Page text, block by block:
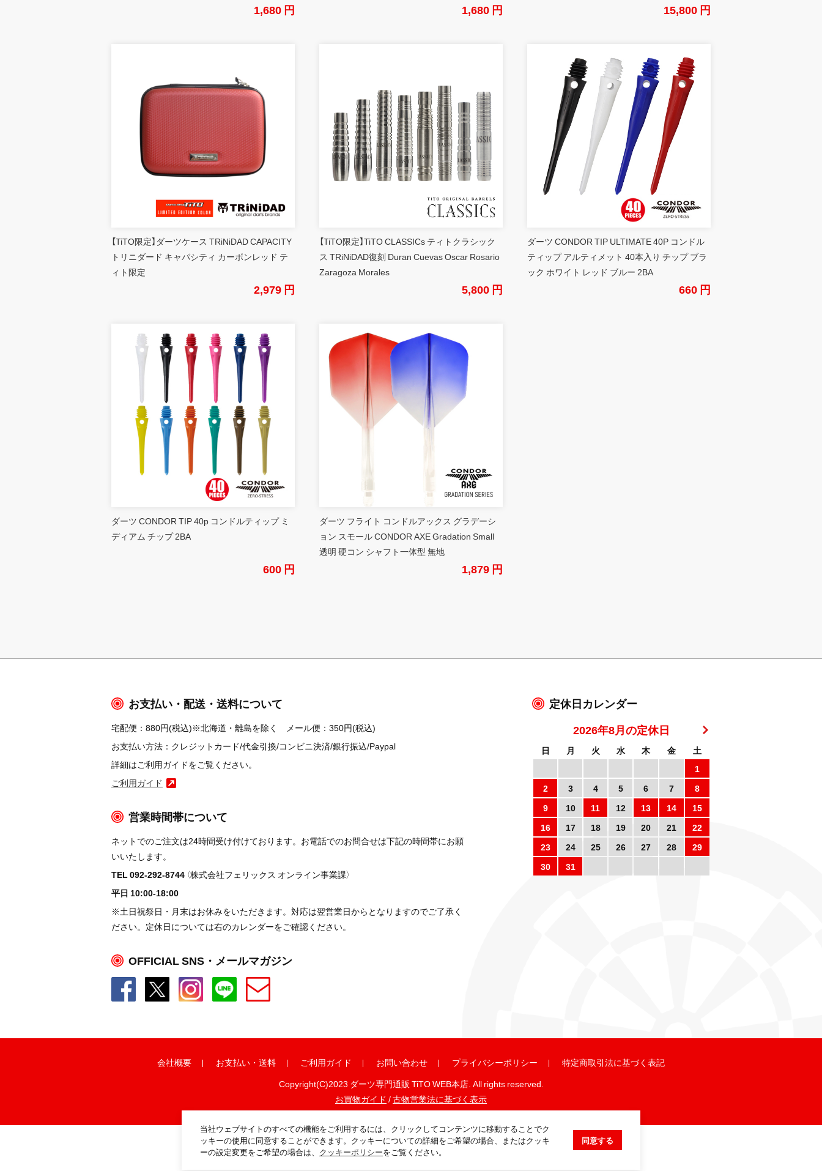
1,680 円 1,680 円 15,800 円
【TiTO限定】ダーツケース TRiNiDAD CAPACITY
トリニダード キャパシティ カーボンレッド テ
ィト限定
2,979 円
【TiTO限定】TiTO CLASSICs ティトクラシック
ス TRiNiDAD復刻 Duran Cuevas Oscar Rosario
Zaragoza Morales
5,800 円
ダーツ CONDOR TIP ULTIMATE 40P コンドル
ティップ アルティメット 40本入り チップ ブラ
ック ホワイト レッド ブルー 2BA
660 円
ダーツ CONDOR TIP 40p コンドルティップ ミ
ディアム チップ 2BA
600 円
ダーツ フライト コンドルアックス グラデーシ
ョン スモール CONDOR AXE Gradation Small
透明 硬コン シャフト一体型 無地
1,879 円
当社ウェブサイトのすべての機能をご利用するには、クリックしてコンテンツに移動することでク
ッキーの使用に同意することができます。クッキーについての詳細をご希望の場合、またはクッキ
ーの設定変更をご希望の場合は、 クッキーポリシーをご覧ください。
同意する
お支払い・配送・送料について
宅配便：880円(税込)※北海道・離島を除く メール便：350円(税込)
お支払い方法：クレジットカード/代金引換/コンビニ決済/銀行振込/Paypal
詳細はご利用ガイドをご覧ください。
ご利用ガイド
営業時間帯について
ネットでのご注文は24時間受け付けております。お電話でのお問合せは下記の時間帯にお願
いいたします。
TEL 092-292-8744 （株式会社フェリックス オンライン事業課）
平日 10:00-18:00
※土日祝祭日・月末はお休みをいただきます。対応は翌営業日からとなりますのでご了承く
ださい。定休日については右のカレンダーをご確認ください。
OFFICIAL SNS・メールマガジン
定休日カレンダー
2026年8月の定休日
日 月 火 水 木 金
土
1
2
3 4 5 6 7
8
9
10 11 12 13 14
15
16
17 18 19 20 21
22
23
24 25 26 27 28
29
30
31
会社概要 お支払い ・ 送料 ご利用ガイド お問い合わせ プライバシーポリシー
特定商取引法に基づく表記
Copyright(C)2023 ダーツ専門通販 TiTO WEB本店. All rights reserved.
お買物ガイド /古物営業法に基づく表示